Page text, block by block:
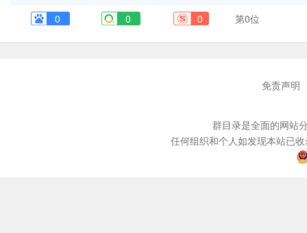
0
0 0 第0位
免责声明
群目录是全面的网站
任何组织和个人如发现本站已